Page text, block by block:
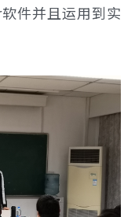
件并且运用到实